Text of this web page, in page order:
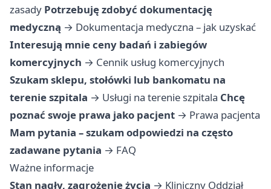
zasady Potrzebuję zdobyć dokumentację
medyczną → Dokumentacja medyczna – jak uzyskać
Interesują mnie ceny badań i zabiegów
komercyjnych → Cennik usług komercyjnych
Szukam sklepu, stołówki lub bankomatu na
terenie szpitala → Usługi na terenie szpitala Chcę
poznać swoje prawa jako pacjent → Prawa pacjenta
Mam pytania – szukam odpowiedzi na często
zadawane pytania → FAQ
Ważne informacje
Stan nagły, zagrożenie życia → Kliniczny Oddział